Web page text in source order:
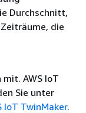
Durchschnitt,
die
AWS IoT
Sie unter
IoT TwinMaker.